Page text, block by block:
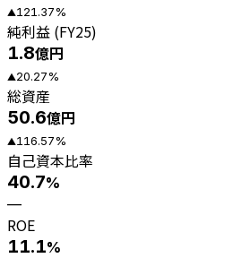
▲121.37%
純利益 (FY25)
1.8億円
▲20.27%
総資産
50.6億円
▲116.57%
自己資本比率
40.7%
—
ROE
11.1%